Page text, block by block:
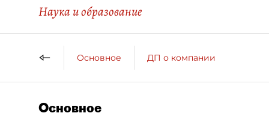
Наука и образование
Основное ДП о компании
Основное